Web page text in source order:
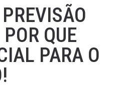
QUE
PARA O